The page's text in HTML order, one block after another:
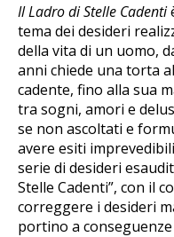
Il Ladro di Stelle Cadenti
tema dei desideri
della vita di un uomo,
anni chiede una torta
cadente, fino alla sua
tra sogni, amori e
se non ascoltati e
avere esiti
serie di desideri
Stelle Cadenti”, con il
correggere i desideri
portino a